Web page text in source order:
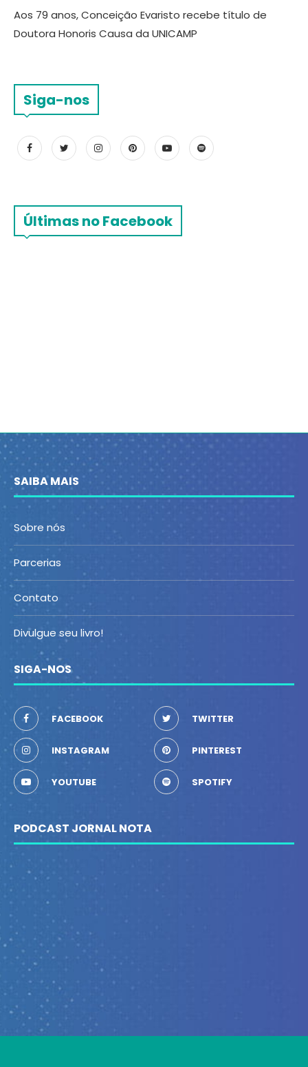
Aos 79 anos, Conceição Evaristo recebe título de
Doutora Honoris Causa da UNICAMP
Siga-nos
Últimas no Facebook
SAIBA MAIS
Sobre nós
Parcerias
Contato
Divulgue seu livro!
SIGA-NOS
FACEBOOK TWITTER
INSTAGRAM PINTEREST
YOUTUBE SPOTIFY
PODCAST JORNAL NOTA